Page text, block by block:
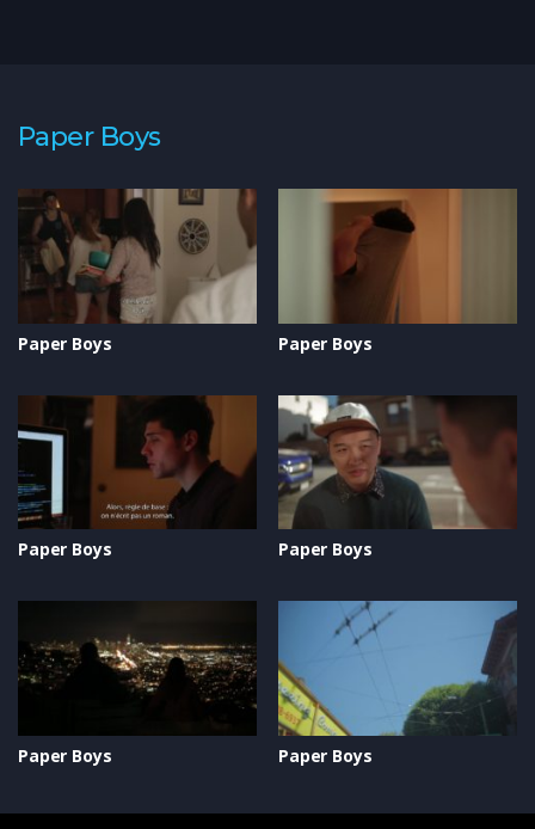
Paper Boys
Paper Boys Paper Boys
Paper Boys Paper Boys
Paper Boys Paper Boys